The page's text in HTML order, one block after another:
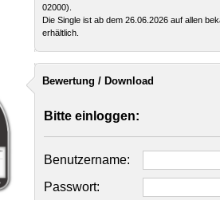
02000).
Die Single ist ab dem 26.06.2026 auf allen
erhältlich.
Bewertung / Download
Bitte einloggen:
Benutzername:
Passwort: